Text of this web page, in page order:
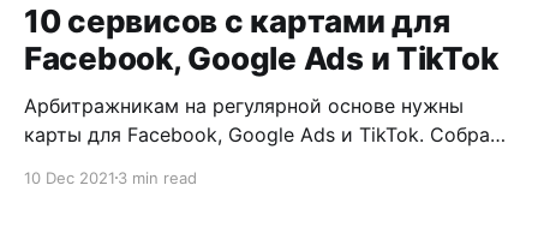
10 сервисов с картами для
Facebook, Google Ads и TikTok
Арбитражникам на регулярной основе нужны
карты для Facebook, Google Ads и TikTok. Cобрал
Google Ads и TikTok. Дисклеймер: Я не даю
10 Dec 2021 3 min read